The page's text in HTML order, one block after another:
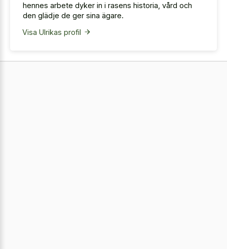
hennes arbete dyker in i rasens historia, vård och
den glädje de ger sina ägare.
Visa Ulrikas profil